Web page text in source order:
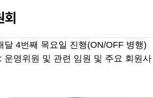
달 4번째 목요일 진행(ON/OFF 병행)
운영위원 및 관련 임원 및 주요 회원